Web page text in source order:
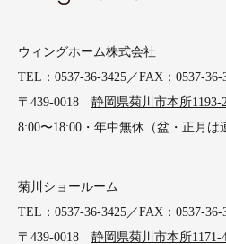
ウィングホーム株式会社
TEL：0537-36-3425／FAX：0537-36-
〒439-0018 静岡県菊川市本所1193-2
8:00〜18:00・年中無休（盆・正月は
菊川ショールーム
TEL：0537-36-3425／FAX：0537-36-
〒439-0018 静岡県菊川市本所1171-